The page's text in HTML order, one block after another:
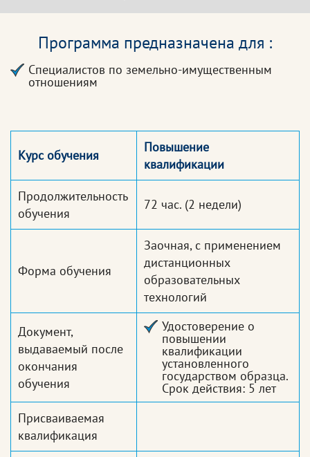
Программа предназначена для :
Специалистов по земельно-имущественным
отношениям
Курс обучения
Повышение
квалификации
Продолжительность
обучения
72 час. (2 недели)
Форма обучения
Заочная, с применением
дистанционных
образовательных
технологий
Документ,
выдаваемый после
окончания
обучения
Удостоверение о
повышении
квалификации
установленного
государством образца.
Срок действия: 5 лет
Присваиваемая
квалификация